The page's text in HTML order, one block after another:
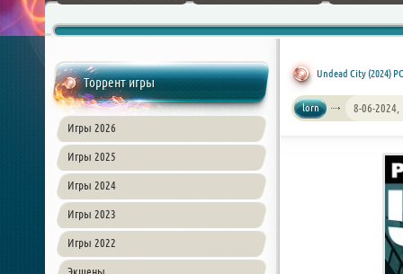
Торрент игры
Игры 2026
Игры 2025
Игры 2024
Игры 2023
Игры 2022
Экшены
Undead City (2024)
lorn 8-06-2024,